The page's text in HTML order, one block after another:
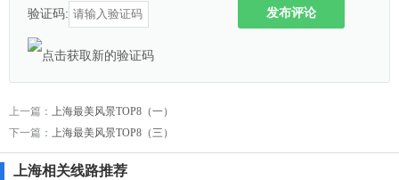
验证码: 发布评论
上一篇： 上海最美风景TOP8（一）
下一篇： 上海最美风景TOP8（三）
上海相关线路推荐